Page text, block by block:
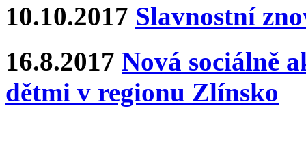
10.10.2017 Slavnostní
16.8.2017 Nová sociálně
dětmi v regionu Zlínsko